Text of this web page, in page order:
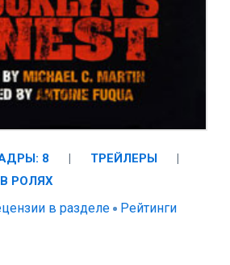
8 | ТРЕЙЛЕРЫ
|
В РОЛЯХ
в разделе Рейтинги